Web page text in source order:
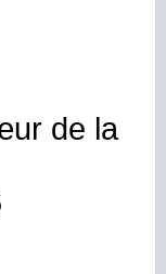
de la